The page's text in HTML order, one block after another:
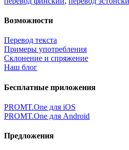
Возможности
Перевод текста
Примеры употребления
Склонение и спряжение
Наш блог
Бесплатные приложения
PROMT.One для iOS
PROMT.One для Android
Предложения